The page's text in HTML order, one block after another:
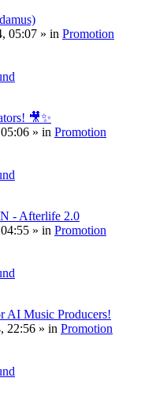
05:07 » in Promotion
🎥✨
» in Promotion
- Afterlife 2.0
» in Promotion
AI Music Producers!
22:56 » in Promotion